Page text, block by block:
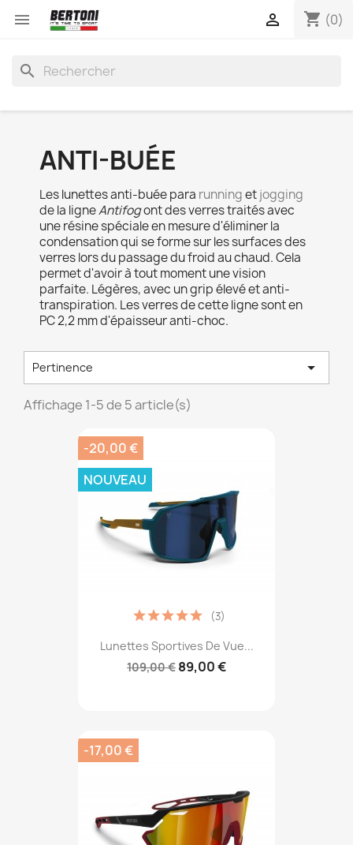
 shopping_cart (0)

search
ANTI-BUÉE
Les lunettes anti-buée para runningetjogging
de la ligneAntifogont des verres traités avec
une résine spéciale en mesure d'éliminer la
condensation qui se forme sur les surfaces des
verres lors du passage du froid au chaud. Cela
permet d'avoir à tout moment une vision
parfaite. Légères, avec un grip élevé et anti-
transpiration. Les verres de cette ligne sont en
PC 2,2 mm d'épaisseur anti-choc.
Pertinence 
Affichage 1-5 de 5 article(s)
Lunettes Sportives De Vue...
109,00 € 89,00 €
(3)
-20,00 €
NOUVEAU
-17,00 €